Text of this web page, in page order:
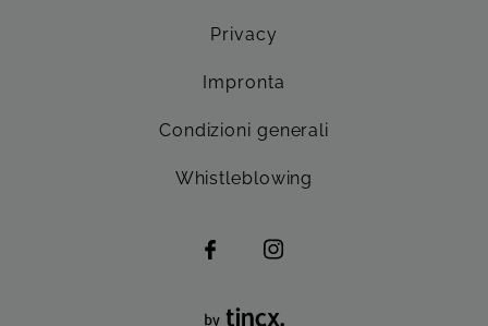
Privacy
Impronta
Condizioni generali
Whistleblowing